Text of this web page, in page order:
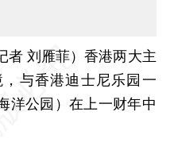
者 刘雁菲）香港两大主
与香港迪士尼乐园一
洋公园）在上一财年中